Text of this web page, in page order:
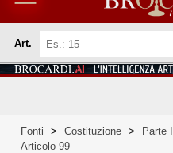
Art.
Fonti > Costituzione > Parte II
Articolo 99